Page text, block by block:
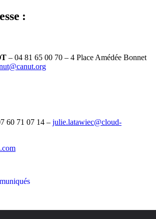
:
– 04 81 65 00 70 – 4 Place Amédée Bonnet
60 71 07 14 – julie.latawiec@cloud-